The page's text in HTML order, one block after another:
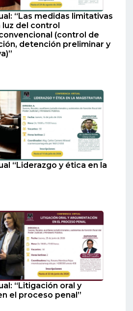
“Las medidas limitativas
luz del control
(control de
detención preliminar y
“Liderazgo y ética en la
“Litigación oral y
el proceso penal”